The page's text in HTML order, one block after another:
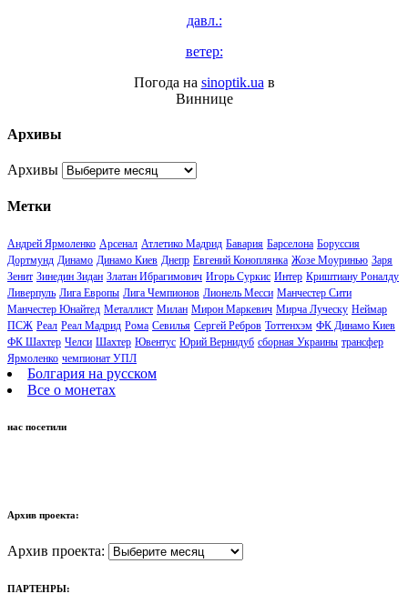
давл.:
ветер:
Погода на sinoptik.ua в
Виннице
Архивы
Архивы
Метки
Андрей Ярмоленко Арсенал Атлетико Мадрид Бавария Барселона Боруссия
Дортмунд Динамо Динамо Киев Днепр Евгений Коноплянка Жозе Моуринью Заря
Зенит Зинедин Зидан Златан Ибрагимович Игорь Суркис Интер Криштиану Роналду
Ливерпуль Лига Европы Лига Чемпионов Лионель Месси Манчестер Сити
Манчестер Юнайтед Металлист Милан Мирон Маркевич Мирча Луческу Неймар
ПСЖ Реал Реал Мадрид Рома Севилья Сергей Ребров Тоттенхэм ФК Динамо Киев
ФК Шахтер Челси Шахтер Ювентус Юрий Вернидуб сборная Украины трансфер
Ярмоленко чемпионат УПЛ
Болгария на русском
Все о монетах
нас посетили
Архив проекта:
Архив проекта:
ПАРТЕНРЫ: